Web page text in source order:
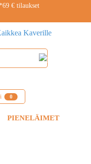
€ tilaukset
0
PIENELÄIMET